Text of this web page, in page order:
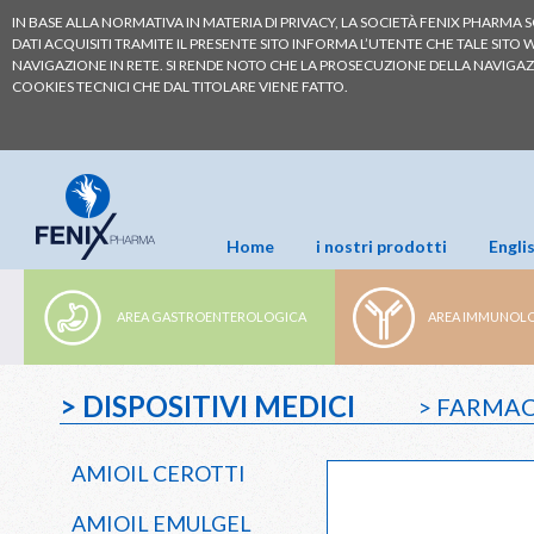
IN BASE ALLA NORMATIVA IN MATERIA DI PRIVACY, LA SOCIETÀ FENIX
DATI ACQUISITI TRAMITE IL PRESENTE SITO INFORMA L’UTENTE CHE TALE
NAVIGAZIONE IN RETE. SI RENDE NOTO CHE LA PROSECUZIONE DELLA
COOKIES TECNICI CHE DAL TITOLARE VIENE FATTO.
Home i nostri prodotti
AREA GASTROENTEROLOGICA AREA
> DISPOSITIVI MEDICI >
AMIOIL CEROTTI
AMIOIL EMULGEL